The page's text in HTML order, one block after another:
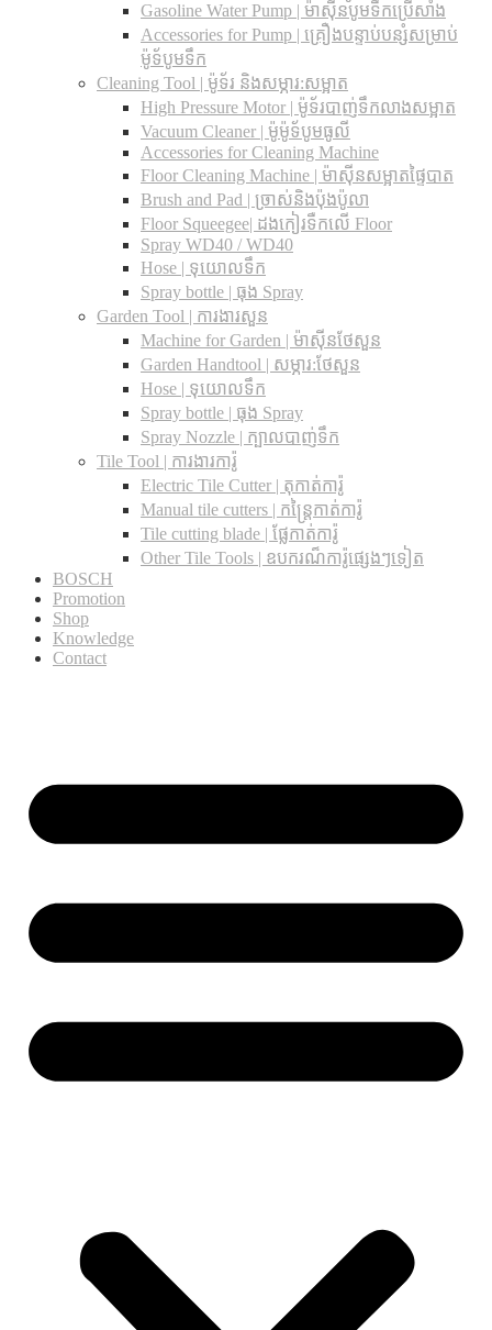
Gasoline Water Pump | ម៉ាស៊ីនបូមទឹកប្រើសាំង
Accessories for Pump | គ្រឿងបន្ទាប់បន្សំសម្រាប់
ម៉ូទ័បូមទឹក
Cleaning Tool | ម៉ូទ័រ និងសម្ភារ:សម្អាត
High Pressure Motor | ម៉ូទ័របាញ់ទឹកលាងសម្អាត
Vacuum Cleaner | ម៉ូម៉ូទ័បូមធូលី
Accessories for Cleaning Machine
Floor Cleaning Machine | ម៉ាស៊ីនសម្អាតផ្ទៃបាត
Brush and Pad | ច្រាស់និងប៉ុងប៉ូលា
Floor Squeegee| ដងកៀរទឺកលើ Floor
Spray WD40 / WD40
Hose | ទុយោលទឹក
Spray bottle | ធុង Spray
Garden Tool | ការងារសួន
Machine for Garden | ម៉ាស៊ីនថែសួន
Garden Handtool | សម្ភារ:ថែសួន
Hose | ទុយោលទឹក
Spray bottle | ធុង Spray
Spray Nozzle | ក្បាលបាញ់ទឹក
Tile Tool | ការងារការ៉ូ
Electric Tile Cutter | តុកាត់ការ៉ូ
Manual tile cutters | កន្ត្រៃកាត់ការ៉ូ
Tile cutting blade | ផ្លែកាត់ការ៉ូ
Other Tile Tools | ឧបករណ៏ការ៉ូផ្សេងៗទៀត
BOSCH
Promotion
Shop
Knowledge
Contact